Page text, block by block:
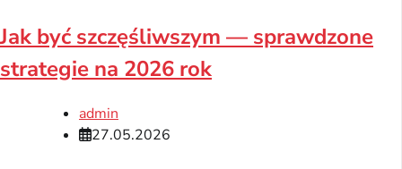
Jak być szczęśliwszym — sprawdzone
strategie na 2026 rok
admin
27.05.2026